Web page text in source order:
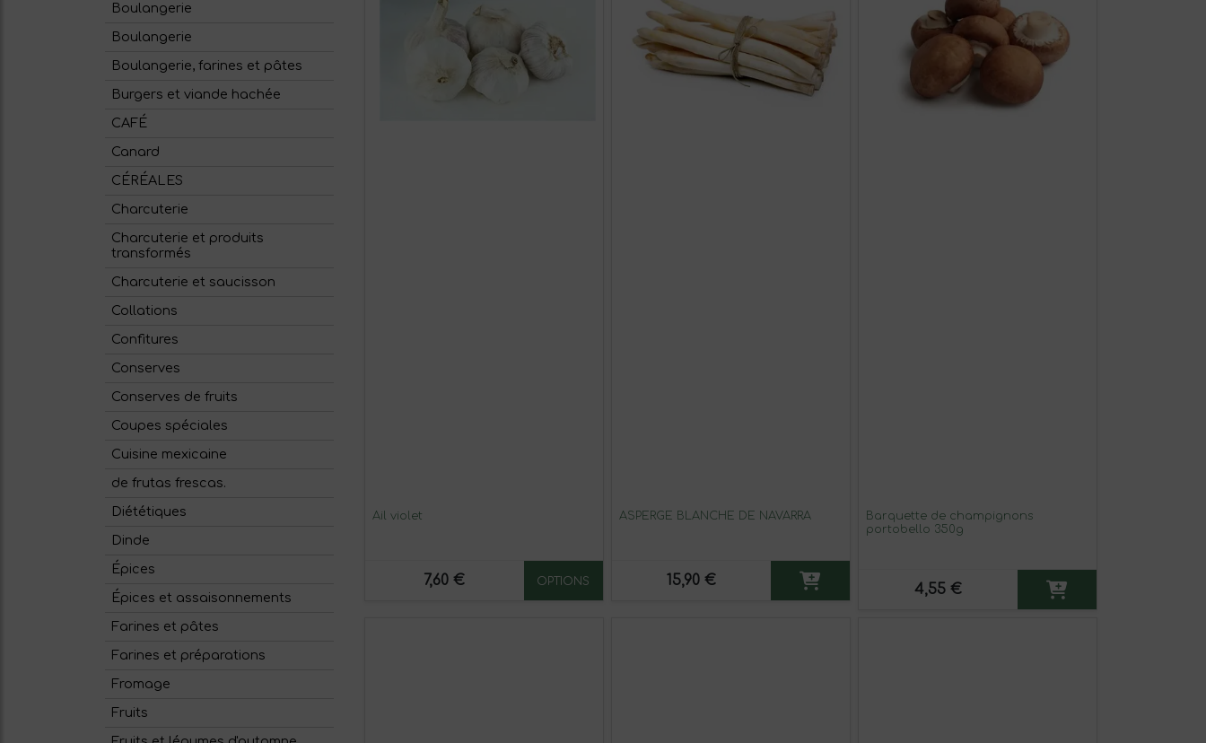
Boulangerie
Boulangerie
Boulangerie, farines et pâtes
Burgers et viande hachée
CAFÉ
Canard
CÉRÉALES
Charcuterie
Charcuterie et produits
transformés
Charcuterie et saucisson
Collations
Confitures
Conserves
Conserves de fruits
Coupes spéciales
Cuisine mexicaine
de frutas frescas.
Diététiques
Dinde
Épices
Épices et assaisonnements
Farines et pâtes
Farines et préparations
Fromage
Fruits
Ail violet
7,60 € OPTIONS
ASPERGE BLANCHE DE NAVARRA
15,90 €
Barquette de champignons
portobello 350g
4,55 €